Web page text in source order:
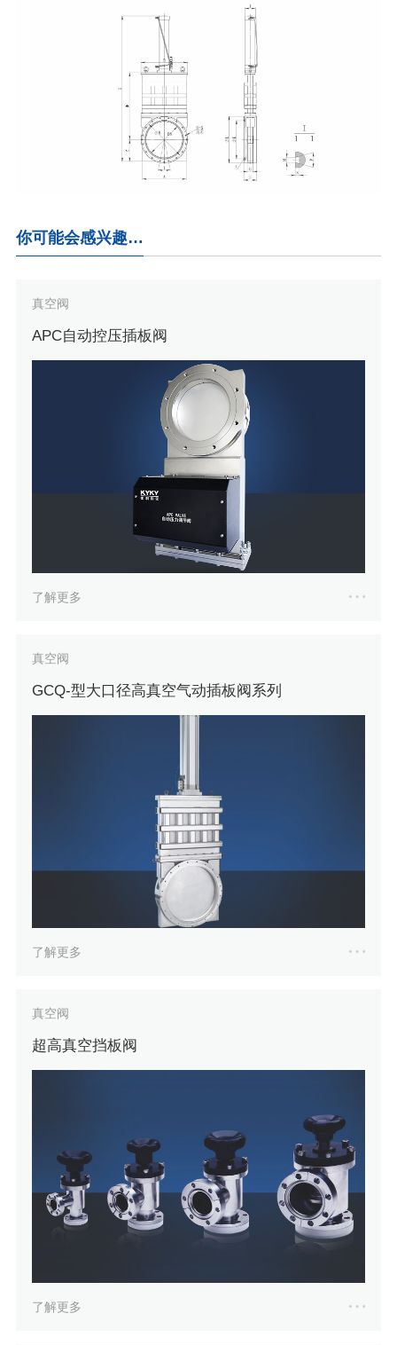
你可能会感兴趣…
真空阀
APC自动控压插板阀
了解更多
真空阀
GCQ-型大口径高真空气动插板阀系列
了解更多
真空阀
超高真空挡板阀
了解更多